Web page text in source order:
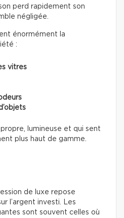
perd rapidement son
négligée.
énormément la
:
vitres
propre, lumineuse et qui sent
plus haut de gamme.
de luxe repose
l’argent investi. Les
sont souvent celles où